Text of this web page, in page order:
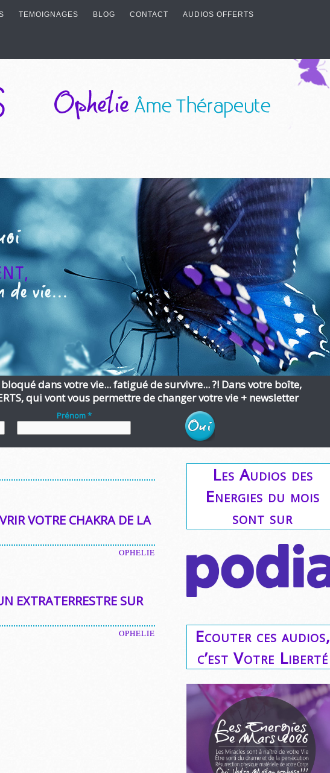
TEMOIGNAGES BLOG CONTACT AUDIOS OFFERTS
dans votre vie... fatigué de survivre... ?! Dans votre boîte,
qui vont vous permettre de changer votre vie + newsletter
Prénom *
VOTRE CHAKRA DE LA
OPHELIE
EXTRATERRESTRE SUR
OPHELIE
Les Audios des
Energies du mois
sont sur
Ecouter ces audios,
c’est Votre Liberté